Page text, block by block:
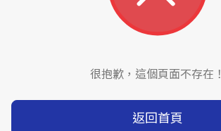
很抱歉，這個頁面不存在！
返回首頁